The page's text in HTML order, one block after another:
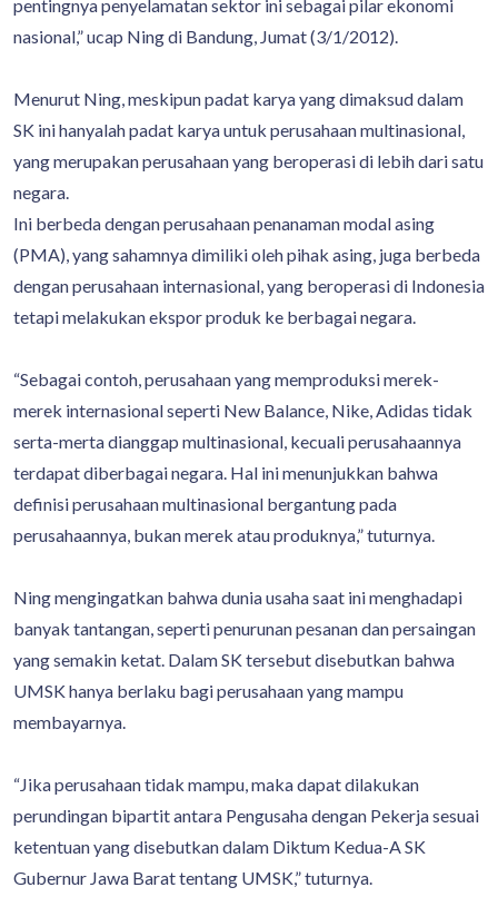
pentingnya penyelamatan sektor ini sebagai pilar ekonomi
nasional,” ucap Ning di Bandung, Jumat (3/1/2012).
Menurut Ning, meskipun padat karya yang dimaksud dalam
SK ini hanyalah padat karya untuk perusahaan multinasional,
yang merupakan perusahaan yang beroperasi di lebih dari satu
negara.
Ini berbeda dengan perusahaan penanaman modal asing
(PMA), yang sahamnya dimiliki oleh pihak asing, juga berbeda
dengan perusahaan internasional, yang beroperasi di Indonesia
tetapi melakukan ekspor produk ke berbagai negara.
“Sebagai contoh, perusahaan yang memproduksi merek-
merek internasional seperti New Balance, Nike, Adidas tidak
serta-merta dianggap multinasional, kecuali perusahaannya
terdapat diberbagai negara. Hal ini menunjukkan bahwa
definisi perusahaan multinasional bergantung pada
perusahaannya, bukan merek atau produknya,” tuturnya.
Ning mengingatkan bahwa dunia usaha saat ini menghadapi
banyak tantangan, seperti penurunan pesanan dan persaingan
yang semakin ketat. Dalam SK tersebut disebutkan bahwa
UMSK hanya berlaku bagi perusahaan yang mampu
membayarnya.
“Jika perusahaan tidak mampu, maka dapat dilakukan
perundingan bipartit antara Pengusaha dengan Pekerja sesuai
ketentuan yang disebutkan dalam Diktum Kedua-A SK
Gubernur Jawa Barat tentang UMSK,” tuturnya.